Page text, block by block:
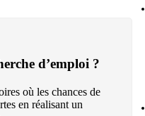
d’emploi ?
où les chances de
en réalisant un